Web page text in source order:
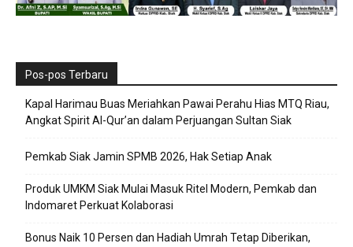
Pos-pos Terbaru
Kapal Harimau Buas Meriahkan Pawai Perahu Hias MTQ Riau,
Angkat Spirit Al-Qur’an dalam Perjuangan Sultan Siak
Pemkab Siak Jamin SPMB 2026, Hak Setiap Anak
Produk UMKM Siak Mulai Masuk Ritel Modern, Pemkab dan
Indomaret Perkuat Kolaborasi
Bonus Naik 10 Persen dan Hadiah Umrah Tetap Diberikan,